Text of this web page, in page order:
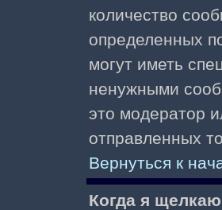
количество
определенных
могут иметь
ненужными
это модератор
отправленных
Вернуться к
Когда я